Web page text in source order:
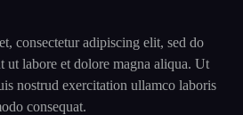
consectetur adipiscing elit, sed do
ut labore et dolore magna aliqua. Ut
nostrud exercitation ullamco laboris
consequat.